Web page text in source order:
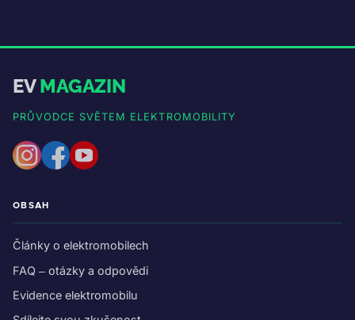
EVMAGAZIN
PRŮVODCE SVĚTEM ELEKTROMOBILITY
OBSAH
Články o elektromobilech
FAQ – otázky a odpovědi
Evidence elektromobilu